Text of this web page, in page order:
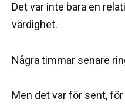
Det var inte bara en
värdighet.
Några timmar senare
Men det var för sent,